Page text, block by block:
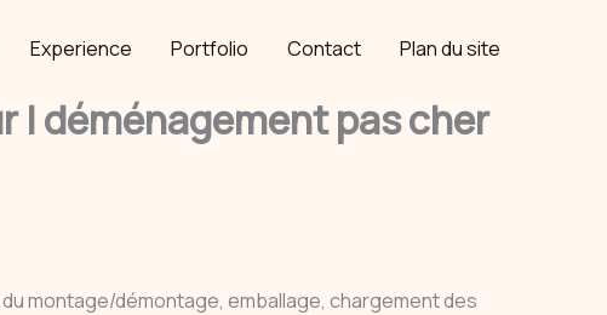
Experience Portfolio Contact Plan du site
| déménagement pas cher
montage/démontage, emballage, chargement des